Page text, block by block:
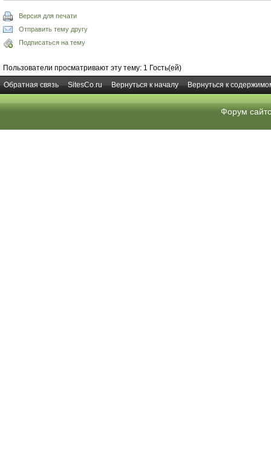
Версия для печати
Отправить тему другу
Подписаться на тему
Пользователи просматривают эту тему: 1 Гость(ей)
Обратная связь
SitesCo.ru Вернуться к началу Вернуться к
Форум